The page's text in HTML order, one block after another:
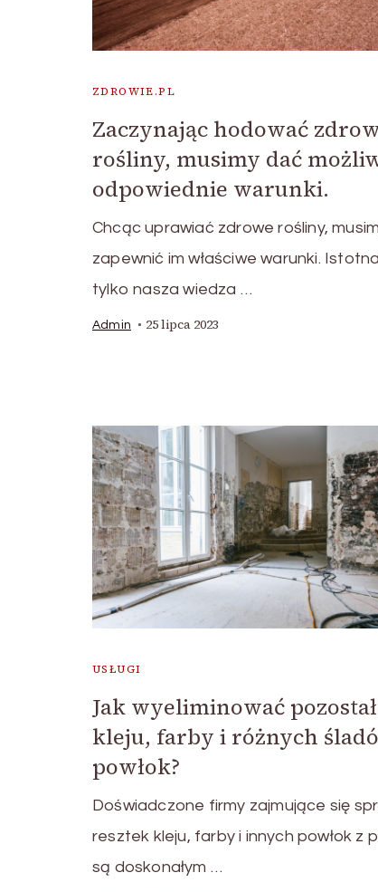
ZDROWIE.PL
Zaczynając hodować
rośliny, musimy dać
odpowiednie warunki.
Chcąc uprawiać zdrowe rośliny,
zapewnić im właściwe warunki.
tylko nasza wiedza …
Admin 25 lipca 2023
USŁUGI
Jak wyeliminować
kleju, farby i różnych
powłok?
Doświadczone firmy zajmujące się
resztek kleju, farby i innych powłok z
są doskonałym …